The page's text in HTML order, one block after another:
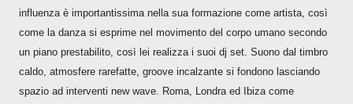
influenza è importantissima nella sua formazione come artista, così
come la danza si esprime nel movimento del corpo umano secondo
un piano prestabilito, così lei realizza i suoi dj set. Suono dal timbro
caldo, atmosfere rarefatte, groove incalzante si fondono lasciando
spazio ad interventi new wave. Roma, Londra ed Ibiza come